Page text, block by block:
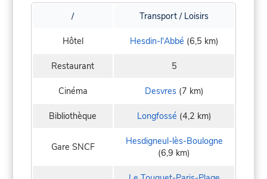
/ Transport / Loisirs
Hôtel Hesdin-l'Abbé (6,5 km)
Restaurant 5
Cinéma Desvres(7 km)
Bibliothèque Longfossé (4,2 km)
Gare SNCF
Hesdigneul-lès-Boulogne
(6,9 km)